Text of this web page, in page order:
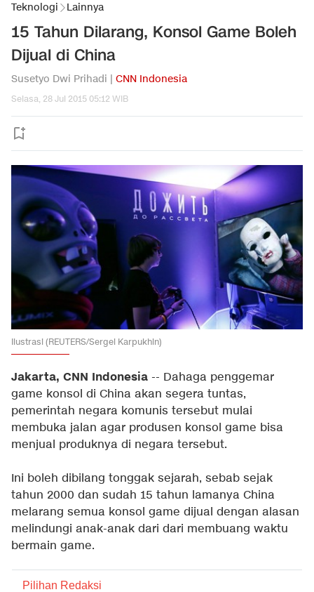
Teknologi Lainnya
15 Tahun Dilarang, Konsol Game Boleh
Dijual di China
Susetyo Dwi Prihadi | CNN Indonesia
Selasa, 28 Jul 2015 05:12 WIB
Ilustrasi (REUTERS/Sergei Karpukhin)
Jakarta, CNN Indonesia -- Dahaga penggemar
game konsol di China akan segera tuntas,
pemerintah negara komunis tersebut mulai
membuka jalan agar produsen konsol game bisa
menjual produknya di negara tersebut.
Ini boleh dibilang tonggak sejarah, sebab sejak
tahun 2000 dan sudah 15 tahun lamanya China
melarang semua konsol game dijual dengan alasan
melindungi anak-anak dari dari membuang waktu
bermain game.
Pilihan Redaksi